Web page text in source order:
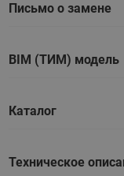
Письмо о замене
BIM (ТИМ) модель
Каталог
Техническое